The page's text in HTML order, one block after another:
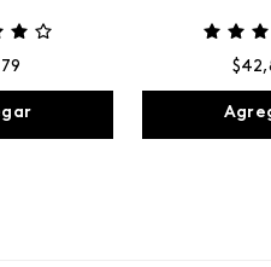
79 $42,